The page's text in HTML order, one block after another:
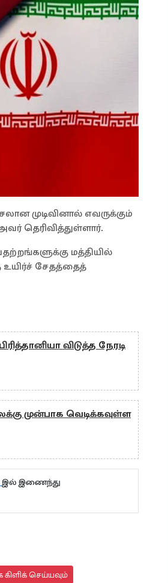
முடிவினால் எவருக்கும்
தெரிவித்துள்ளார்.
மத்தியில்
உயிர்ச் சேதத்தைத்
விடுத்த நேரடி
முன்பாக வெடிக்கவுள்ள
இல் இணைந்து
செய்யவும்